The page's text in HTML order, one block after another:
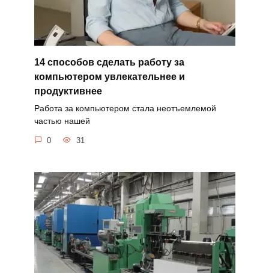
14 способов сделать работу за
компьютером увлекательнее и
продуктивнее
Работа за компьютером стала неотъемлемой
частью нашей
0 31